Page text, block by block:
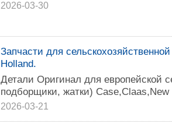
2026-03-30
Запчасти для
Holland.
Детали Оригинал для европейской
подборщики, жатки) Case,Claas,New
2026-03-21